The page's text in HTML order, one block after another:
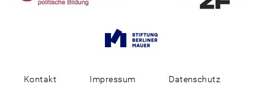
Kontakt Impressum Datenschutz